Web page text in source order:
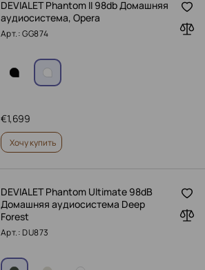
DEVIALET Phantom II 98db Домашняя
аудиосистема, Opera
Арт.: GG874
1,699
€
Хочу купить
DEVIALET Phantom Ultimate 98dB
Домашняя аудиосистема Deep
Forest
Арт.: DU873